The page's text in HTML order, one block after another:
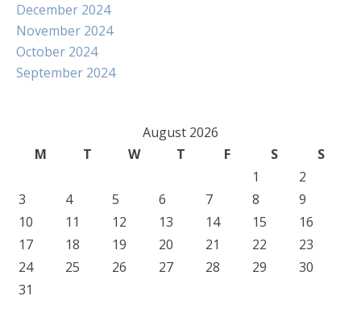
December 2024
November 2024
October 2024
September 2024
August 2026
M
T W T F S
S
1
2
3
4 5 6 7 8
9
10
11 12 13 14 15
16
17
18 19 20 21 22
23
24
25 26 27 28 29
30
31